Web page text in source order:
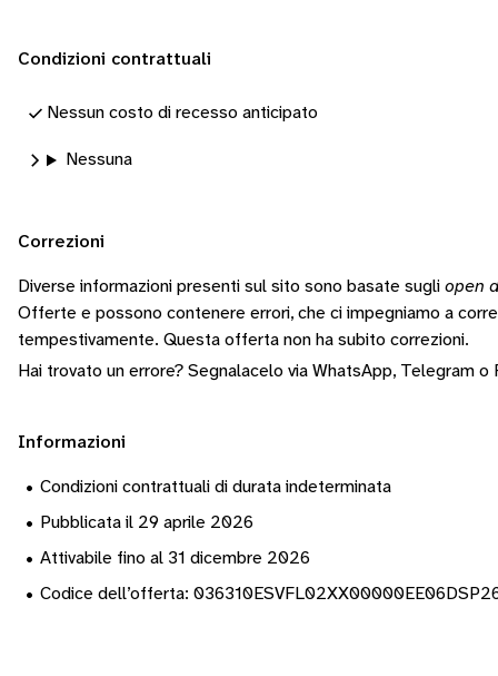
Condizioni contrattuali
Nessun costo di recesso anticipato
Nessuna
Correzioni
Diverse informazioni presenti sul sito sono basate sugli open
Offerte e possono contenere errori, che ci impegniamo a
tempestivamente. Questa offerta non ha subito correzioni.
Hai trovato un errore? Segnalacelo via WhatsApp, Telegram o
Informazioni
• Condizioni contrattuali di durata indeterminata
• Pubblicata il 29 aprile 2026
• Attivabile fino al 31 dicembre 2026
• Codice dell’offerta: